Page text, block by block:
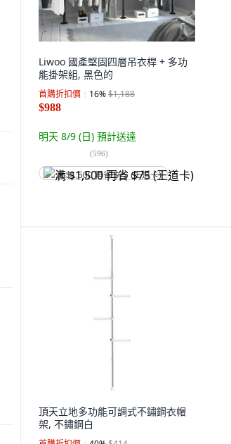
Liwoo 國產堅固四層吊衣桿 + 多功
能掛架組, 黑色的
首購折扣價 16%$1,188
$988
明天 8/9 (日) 預計送達
(596)
满 $1,500 再省 $75 (王道卡)
頂天立地多功能可調式不鏽鋼衣帽
架, 不鏽鋼白